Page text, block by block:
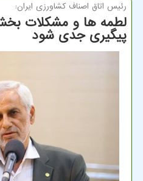
رئیس اتاق اصناف كشاورزی ایران:
لطمه ها و مشکلات
پیگیری جدی شود